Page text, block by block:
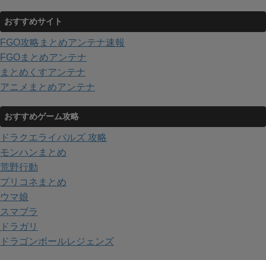
おすすめサイト
FGO攻略まとめアンテナ速報
FGOまとめアンテナ
まとめくすアンテナ
アニメまとめアンテナ
おすすめゲーム攻略
ドラクエライバルズ 攻略
モンハンまとめ
荒野行動
プリコネまとめ
ウマ娘
スマブラ
ドラガリ
ドラゴンボールレジェンズ